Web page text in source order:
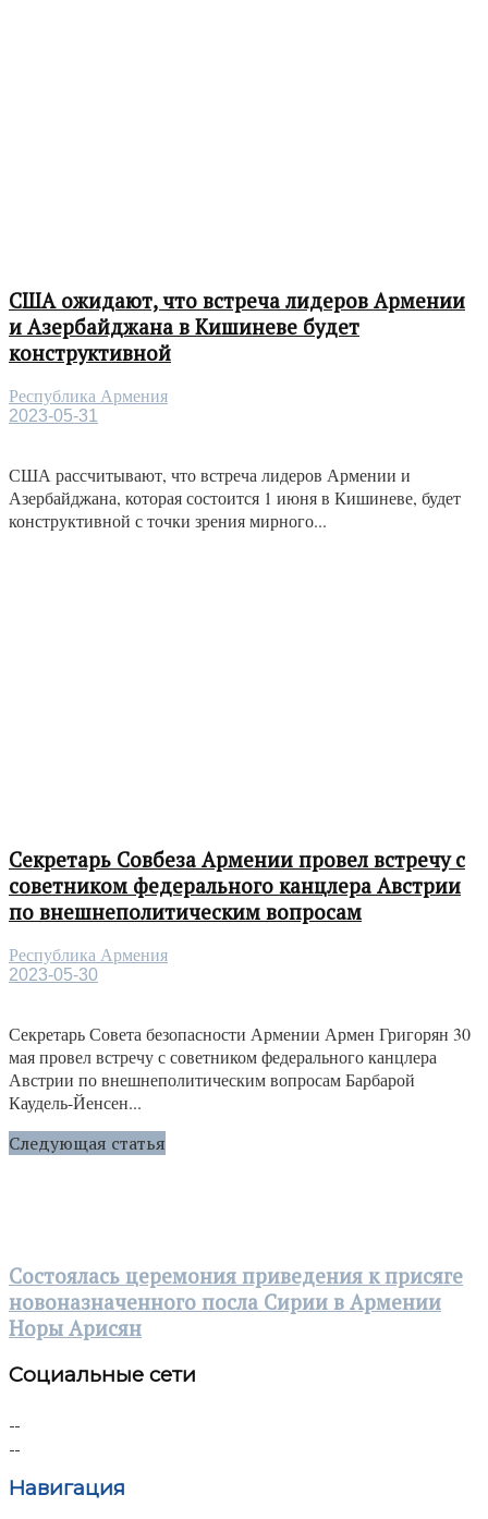
США ожидают, что встреча лидеров Армении
и Азербайджана в Кишиневе будет
конструктивной
Республика Армения
2023-05-31
США рассчитывают, что встреча лидеров Армении и
Азербайджана, которая состоится 1 июня в Кишиневе, будет
конструктивной с точки зрения мирного...
Секретарь Совбеза Армении провел встречу с
советником федерального канцлера Австрии
по внешнеполитическим вопросам
Республика Армения
2023-05-30
Секретарь Совета безопасности Армении Армен Григорян 30
мая провел встречу с советником федерального канцлера
Австрии по внешнеполитическим вопросам Барбарой
Каудель-Йенсен...
Следующая статья
Состоялась церемония приведения к присяге
новоназначенного посла Сирии в Армении
Норы Арисян
Социальные сети
Навигация